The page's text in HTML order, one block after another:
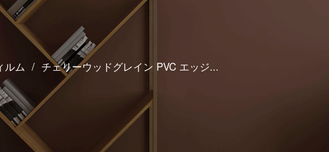
ルム / チェリーウッドグレイン PVC エッジ...